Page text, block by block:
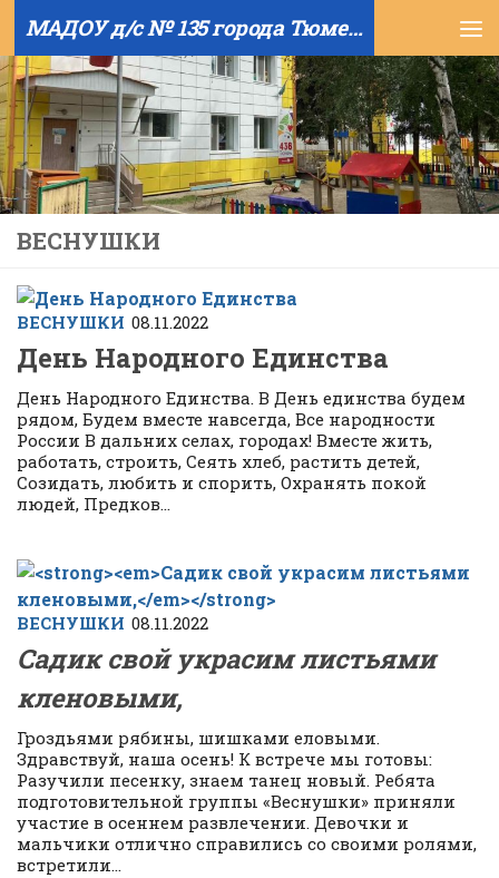
Skip to content МАДОУ д/с № 135 города Тюмени
ВЕСНУШКИ
ВЕСНУШКИ 08.11.2022
День Народного Единства
День Народного Единства. В День единства будем
рядом, Будем вместе навсегда, Все народности
России В дальних селах, городах! Вместе жить,
работать, строить, Сеять хлеб, растить детей,
Созидать, любить и спорить, Охранять покой
людей, Предков...
ВЕСНУШКИ 08.11.2022
Садик свой украсим листьями
кленовыми,
Гроздьями рябины, шишками еловыми.
Здравствуй, наша осень! К встрече мы готовы:
Разучили песенку, знаем танец новый. Ребята
подготовительной группы «Веснушки» приняли
участие в осеннем развлечении. Девочки и
мальчики отлично справились со своими ролями,
встретили...